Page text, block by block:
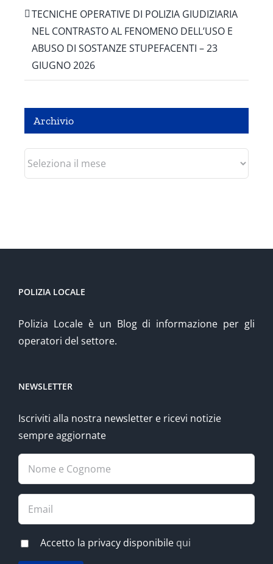
TECNICHE OPERATIVE DI POLIZIA GIUDIZIARIA
NEL CONTRASTO AL FENOMENO DELL’USO E
ABUSO DI SOSTANZE STUPEFACENTI – 23
GIUGNO 2026
Archivio
Archivio
POLIZIA LOCALE
Polizia Locale è un Blog di informazione per gli
operatori del settore.
NEWSLETTER
Iscriviti alla nostra newsletter e ricevi notizie
sempre aggiornate
Accetto la privacy disponibile qui